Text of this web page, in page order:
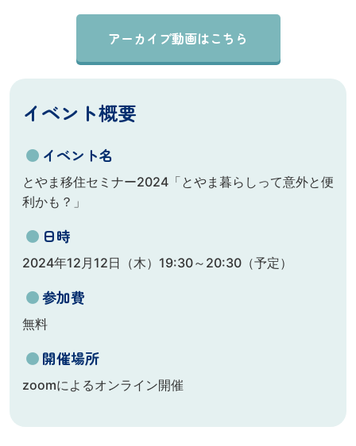
アーカイブ動画はこちら
イベント概要
● イベント名
とやま移住セミナー2024「とやま暮らしって意外と便
利かも？」
● 日時
2024年12月12日（木）19:30～20:30（予定）
●参加費
無料
●開催場所
zoomによるオンライン開催